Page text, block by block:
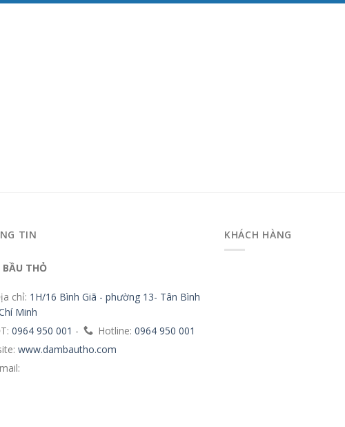
TIN
THỎ
chỉ: 1H/16 Bình Giã - phường 13- Tân Bình
Minh
0964 950 001 - Hotline: 0964 950 001
www.dambautho.com
KHÁCH HÀNG